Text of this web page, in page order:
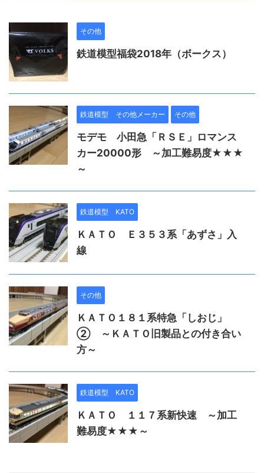
その他
鉄道模型福袋2018年（ボークス）
鉄道模型 その他メーカー その他
モデモ 小田急「ＲＳＥ」ロマンス
カー20000形 ～加工難易度★★★
～
鉄道模型 KATO
ＫＡＴＯ Ｅ３５３系「あずさ」入
線
その他
ＫＡＴＯ１８１系特急「しおじ」
② ～ＫＡＴＯ旧製品との付き合い
方～
鉄道模型 KATO
ＫＡＴＯ １１７系新快速 ～加工
難易度★★★～